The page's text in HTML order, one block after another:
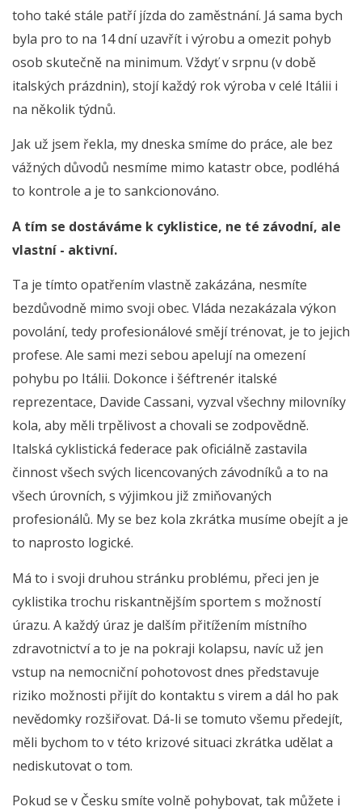
toho také stále patří jízda do zaměstnání. Já sama bych
byla pro to na 14 dní uzavřít i výrobu a omezit pohyb
osob skutečně na minimum. Vždyť v srpnu (v době
italských prázdnin), stojí každý rok výroba v celé Itálii i
na několik týdnů.
Jak už jsem řekla, my dneska smíme do práce, ale bez
vážných důvodů nesmíme mimo katastr obce, podléhá
to kontrole a je to sankcionováno.
A tím se dostáváme k cyklistice, ne té závodní, ale
vlastní - aktivní.
Ta je tímto opatřením vlastně zakázána, nesmíte
bezdůvodně mimo svoji obec. Vláda nezakázala výkon
povolání, tedy profesionálové smějí trénovat, je to jejich
profese. Ale sami mezi sebou apelují na omezení
pohybu po Itálii. Dokonce i šéftrenér italské
reprezentace, Davide Cassani, vyzval všechny milovníky
kola, aby měli trpělivost a chovali se zodpovědně.
Italská cyklistická federace pak oficiálně zastavila
činnost všech svých licencovaných závodníků a to na
všech úrovních, s výjimkou již zmiňovaných
profesionálů. My se bez kola zkrátka musíme obejít a je
to naprosto logické.
Má to i svoji druhou stránku problému, přeci jen je
cyklistika trochu riskantnějším sportem s možností
úrazu. A každý úraz je dalším přitížením místního
zdravotnictví a to je na pokraji kolapsu, navíc už jen
vstup na nemocniční pohotovost dnes představuje
riziko možnosti přijít do kontaktu s virem a dál ho pak
nevědomky rozšiřovat. Dá-li se tomuto všemu předejít,
měli bychom to v této krizové situaci zkrátka udělat a
nediskutovat o tom.
Pokud se v Česku smíte volně pohybovat, tak můžete i